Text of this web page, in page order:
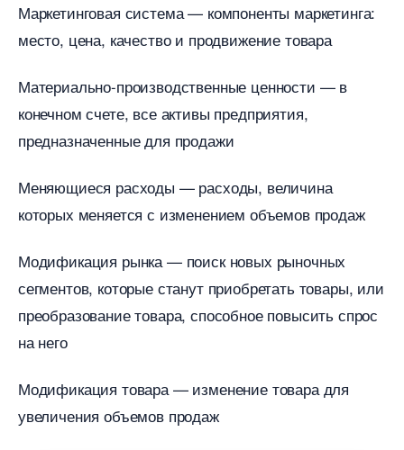
Маркетинговая система — компоненты маркетинга:
место, цена, качество и продвижение товара
Материально-производственные ценности —
конечном счете, все активы предприятия,
предназначенные для продажи
Меняющиеся расходы — расходы, величина
которых меняется с изменением объемов продаж
Модификация рынка — поиск новых рыночных
сегментов, которые станут приобретать товары, или
преобразование товара, способное повысить спрос
на него
Модификация товара — изменение товара для
увеличения объемов продаж